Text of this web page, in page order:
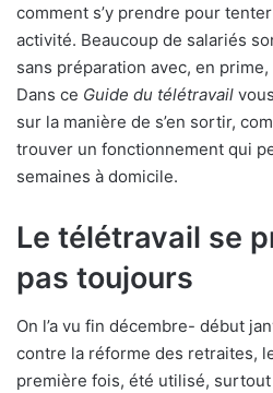
comment s’y prendre pour
activité. Beaucoup de salariés
sans préparation avec, en
Dans ce Guide du télétravail
sur la manière de s’en sortir,
trouver un fonctionnement qui
semaines à domicile.
Le télétravail se
pas toujours
On l’a vu fin décembre- début
contre la réforme des retraites,
première fois, été utilisé,